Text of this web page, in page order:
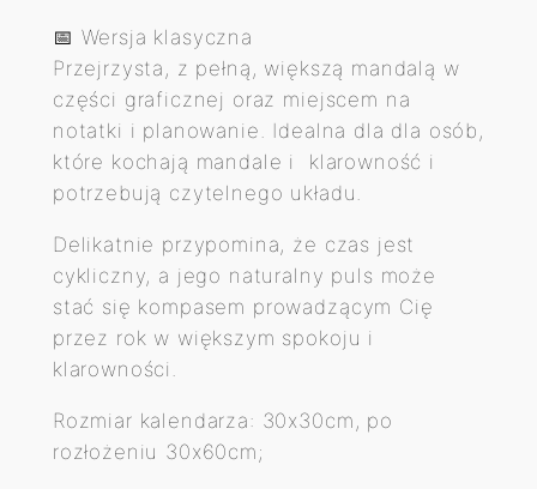
q
u
a
n
t
i
y
📅 Wersja klasyczna
Przejrzysta, z pełną, większą mandalą w
części graficznej oraz miejscem na
notatki i planowanie. Idealna dla dla osób,
które kochają mandale i klarowność i
potrzebują czytelnego układu.
Delikatnie przypomina, że czas jest
cykliczny, a jego naturalny puls może
stać się kompasem prowadzącym Cię
przez rok w większym spokoju i
klarowności.
Rozmiar kalendarza: 30x30cm, po
rozłożeniu 30x60cm;